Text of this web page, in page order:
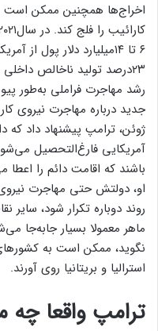
اخراج‌ها همچنین ممکن است
۲۳درصد تولید ناخالص
رشد مهاجرت فراملی به‌طور
جدید درباره مهاجرت نیروی
ژوئن، ترامپ پیشنهاد داد که
آمریکایی فارغ‌التحصیل
باشند که اقامت دائم را
او، دولتش حتی مهاجرت نیروی
روند دوباره تکرار شود، سایر
ماهر معمولا بسیار جابه‌جا
نگوید، ممکن است به
استرالیا و بریتانیا روی آورند.
ترامپ واقعا چه